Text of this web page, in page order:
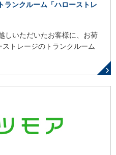
ランクルーム「ハローストレ
しいただいたお客様に、お荷
トレージのトランクルーム